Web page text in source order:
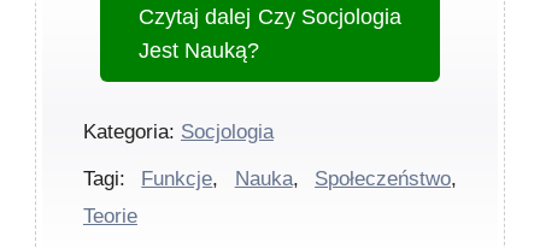
Czytaj dalej Czy Socjologia
Jest Nauką?
Kategoria: Socjologia
Tagi: Funkcje, Nauka, Społeczeństwo,
Teorie